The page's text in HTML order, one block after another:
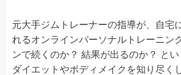
元大手ジムトレーナーの指導が、自宅
れるオンラインパーソナルトレーニン
ンで続くのか？ 結果が出るのか？ とい
ダイエットやボディメイクを知り尽く